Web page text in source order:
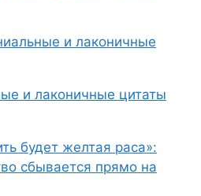
и лаконичные
и лаконичные цитаты
будет желтая раса»:
сбывается прямо на